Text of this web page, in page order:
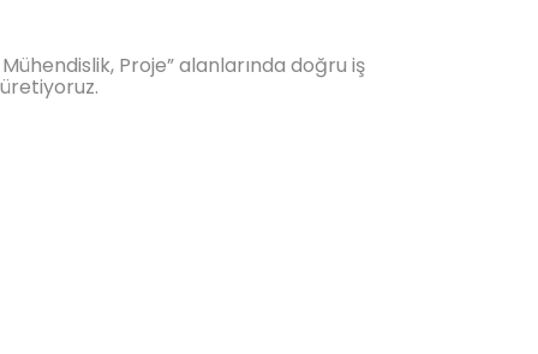
Proje” alanlarında doğru iş